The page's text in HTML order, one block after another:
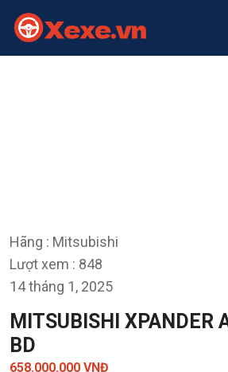
Hãng : Mitsubishi
Lượt xem : 848
14 tháng 1, 2025
MITSUBISHI XPANDER
BD
658.000.000 VNĐ